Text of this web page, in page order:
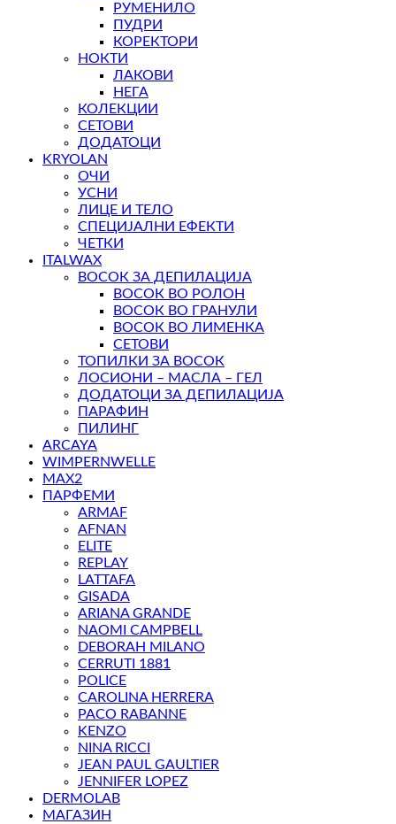
РУМЕНИЛО
ПУДРИ
КОРЕКТОРИ
НОКТИ
ЛАКОВИ
НЕГА
КОЛЕКЦИИ
СЕТОВИ
ДОДАТОЦИ
KRYOLAN
ОЧИ
УСНИ
ЛИЦЕ И ТЕЛО
СПЕЦИЈАЛНИ ЕФЕКТИ
ЧЕТКИ
ITALWAX
ВОСОК ЗА ДЕПИЛАЦИЈА
ВОСОК ВО РОЛОН
ВОСОК ВО ГРАНУЛИ
ВОСОК ВО ЛИМЕНКА
СЕТОВИ
ТОПИЛКИ ЗА ВОСОК
ЛОСИОНИ – МАСЛА – ГЕЛ
ДОДАТОЦИ ЗА ДЕПИЛАЦИЈА
ПАРАФИН
ПИЛИНГ
ARCAYA
WIMPERNWELLE
MAX2
ПАРФЕМИ
ARMAF
AFNAN
ELITE
REPLAY
LATTAFA
GISADA
ARIANA GRANDE
NAOMI CAMPBELL
DEBORAH MILANO
CERRUTI 1881
POLICE
CAROLINA HERRERA
PACO RABANNE
KENZO
NINA RICCI
JEAN PAUL GAULTIER
JENNIFER LOPEZ
DERMOLAB
МАГАЗИН